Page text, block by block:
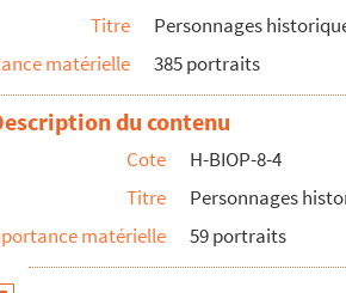
de cassation
Turenne
Titre
Personnages
matérielle
385 portraits
du contenu
Cote
H-BIOP-8-4
Titre
Personnages
matérielle
59 portraits